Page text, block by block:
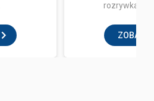
rozrywka i
ZOBACZ